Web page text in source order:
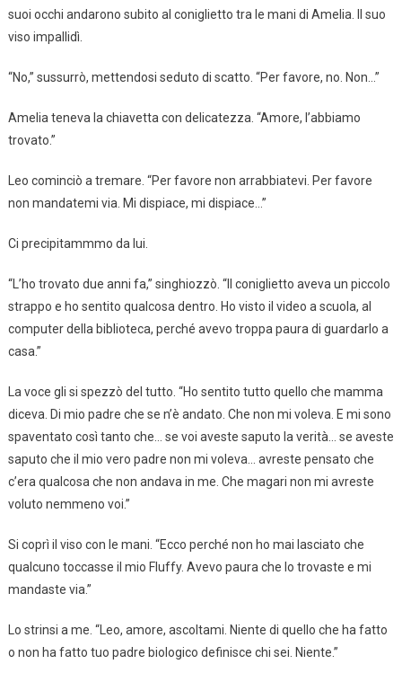
suoi occhi andarono subito al coniglietto tra le mani di Amelia. Il suo
viso impallidì.
“No,” sussurrò, mettendosi seduto di scatto. “Per favore, no. Non…”
Amelia teneva la chiavetta con delicatezza. “Amore, l’abbiamo
trovato.”
Leo cominciò a tremare. “Per favore non arrabbiatevi. Per favore
non mandatemi via. Mi dispiace, mi dispiace…”
Ci precipitammmo da lui.
“L’ho trovato due anni fa,” singhiozzò. “Il coniglietto aveva un piccolo
strappo e ho sentito qualcosa dentro. Ho visto il video a scuola, al
computer della biblioteca, perché avevo troppa paura di guardarlo a
casa.”
La voce gli si spezzò del tutto. “Ho sentito tutto quello che mamma
diceva. Di mio padre che se n’è andato. Che non mi voleva. E mi sono
spaventato così tanto che… se voi aveste saputo la verità… se aveste
saputo che il mio vero padre non mi voleva… avreste pensato che
c’era qualcosa che non andava in me. Che magari non mi avreste
voluto nemmeno voi.”
Si coprì il viso con le mani. “Ecco perché non ho mai lasciato che
qualcuno toccasse il mio Fluffy. Avevo paura che lo trovaste e mi
mandaste via.”
Lo strinsi a me. “Leo, amore, ascoltami. Niente di quello che ha fatto
o non ha fatto tuo padre biologico definisce chi sei. Niente.”